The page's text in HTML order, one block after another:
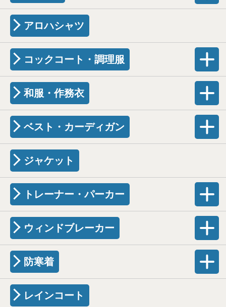
アロハシャツ
コックコート・調理服
和服・作務衣
ベスト・カーディガン
ジャケット
トレーナー・パーカー
ウィンドブレーカー
防寒着
レインコート